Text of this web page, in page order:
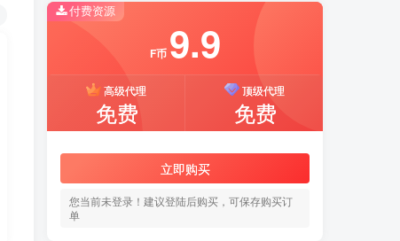
付费资源
F币 9.9
高级代理
免费
顶级代理
免费
立即购买
您当前未登录！建议登陆后购买，可保存购买订
单